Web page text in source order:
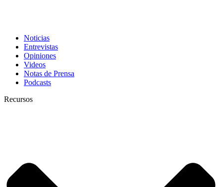
Noticias
Entrevistas
Opiniones
Videos
Notas de Prensa
Podcasts
Recursos